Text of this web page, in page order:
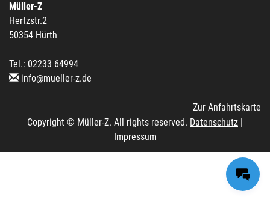
Müller-Z
Hertzstr.2
50354 Hürth
Tel.: 02233 64994
info@mueller-z.de
Zur Anfahrtskarte
Copyright © Müller-Z. All rights reserved. Datenschutz |
Impressum